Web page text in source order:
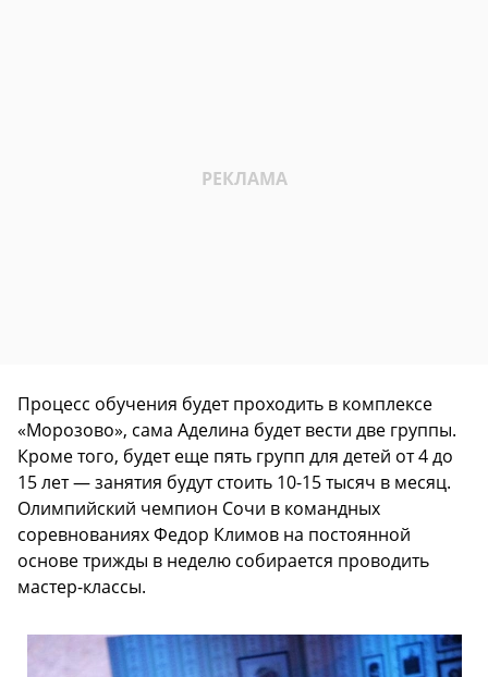
Процесс обучения будет проходить в комплексе
«Морозово», сама Аделина будет вести две группы.
Кроме того, будет еще пять групп для детей от 4 до
15 лет — занятия будут стоить 10-15 тысяч в месяц.
Олимпийский чемпион Сочи в командных
соревнованиях Федор Климов на постоянной
основе трижды в неделю собирается проводить
мастер-классы.